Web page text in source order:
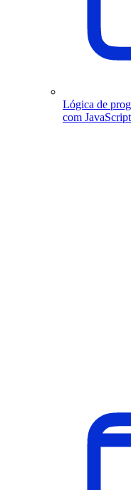
Lógica de
com JavaScript